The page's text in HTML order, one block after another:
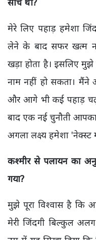
मेरे लिए पहाड़ हमेशा
लेने के बाद सफर खत्म
खड़ा होता है। इसलिए
नाम नहीं हो सकता।
और आगे भी कई पहाड़
बाद एक नई चुनौती
अगला लक्ष्य हमेशा 'नेक्स्ट
कश्मीर से पलायन का
गया?
मुझे पूरा विश्वास है कि
मेरी जिंदगी बिल्कुल